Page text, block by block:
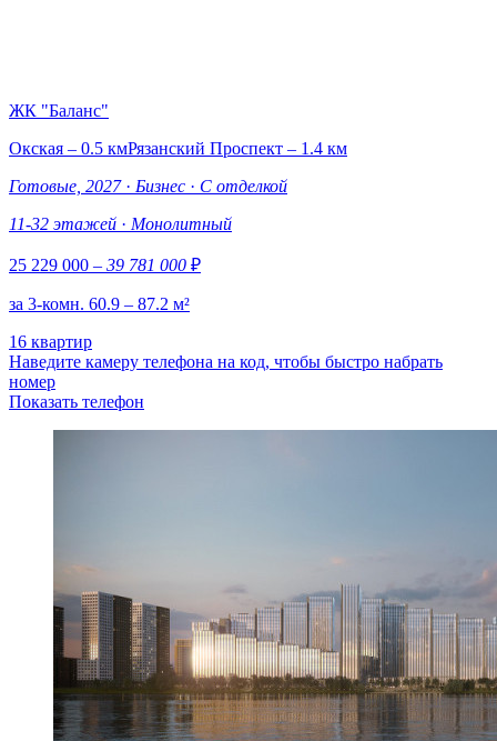
ЖК "Баланс"
Окская – 0.5 кмРязанский Проспект – 1.4 км
Готовые, 2027 · Бизнес · С отделкой
11-32 этажей · Монолитный
25 229 000 – 39 781 000 ₽
за 3-комн. 60.9 – 87.2 м²
16 квартир
Наведите камеру телефона на код, чтобы быстро набрать
номер
Показать телефон